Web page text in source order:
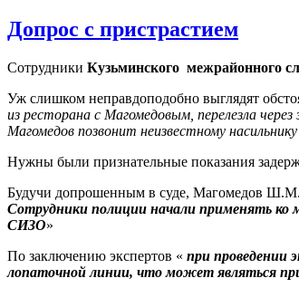
Допрос с пристрастием
Сотрудники Кузьминского межрайонного
Уж слишком неправдоподобно выглядят
из ресторана с Магомедовым, перелезла
Магомедов позвонит неизвестному
Нужны были признательные показания
Будучи допрошенным в суде, Магомедов Ш.М.
Сотрудники полиции начали применять ко
СИЗО»
По заключению экспертов « при проведении
лопаточной линии, что может являться